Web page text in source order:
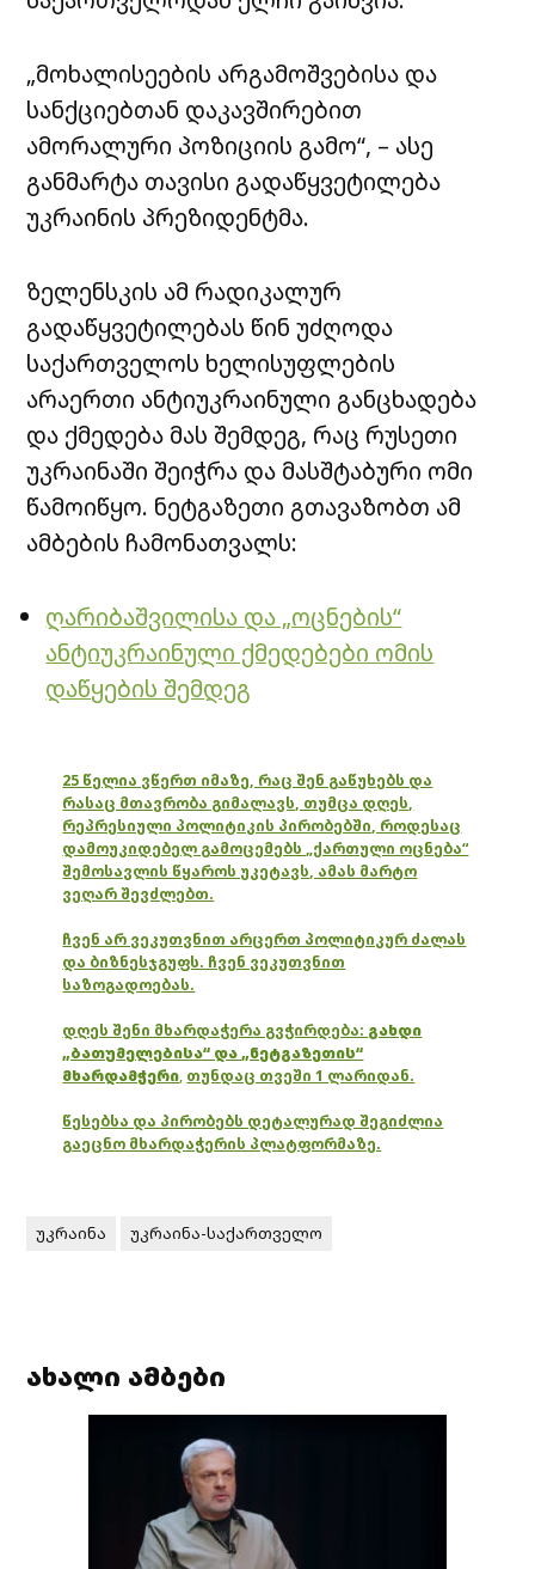
„მოხალისეების არგამოშვებისა და
სანქციებთან დაკავშირებით
ამორალური პოზიციის გამო“, – ასე
განმარტა თავისი გადაწყვეტილება
უკრაინის პრეზიდენტმა.
ზელენსკის ამ რადიკალურ
გადაწყვეტილებას წინ უძღოდა
საქართველოს ხელისუფლების
არაერთი ანტიუკრაინული განცხადება
და ქმედება მას შემდეგ, რაც რუსეთი
უკრაინაში შეიჭრა და მასშტაბური ომი
წამოიწყო. ნეტგაზეთი გთავაზობთ ამ
ამბების ჩამონათვალს:
ღარიბაშვილისა და „ოცნების“
ანტიუკრაინული ქმედებები ომის
დაწყების შემდეგ
25 წელია ვწერთ იმაზე, რაც შენ გაწუხებს და
რასაც მთავრობა გიმალავს, თუმცა დღეს,
რეპრესიული პოლიტიკის პირობებში, როდესაც
დამოუკიდებელ გამოცემებს „ქართული ოცნება“
შემოსავლის წყაროს უკეტავს, ამას მარტო
ვეღარ შევძლებთ.
ჩვენ არ ვეკუთვნით არცერთ პოლიტიკურ ძალას
და ბიზნესჯგუფს. ჩვენ ვეკუთვნით
საზოგადოებას.
დღეს შენი მხარდაჭერა გვჭირდება: გახდი
„ბათუმელებისა“ და „ნეტგაზეთის“
მხარდამჭერი, თუნდაც თვეში 1 ლარიდან.
წესებსა და პირობებს დეტალურად შეგიძლია
გაეცნო მხარდაჭერის პლატფორმაზე.
უკრაინა უკრაინა-საქართველო
ახალი ამბები